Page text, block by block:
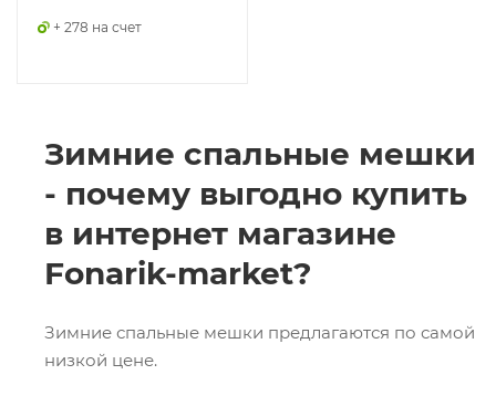
+ 278 на счет
Зимние спальные мешки
- почему выгодно купить
в интернет магазине
Fonarik-market?
Зимние спальные мешки предлагаются по самой
низкой цене.